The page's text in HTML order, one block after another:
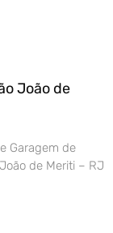
João de
Garagem de
de Meriti – RJ